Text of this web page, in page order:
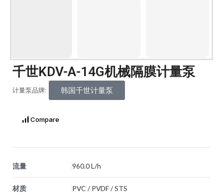
千世KDV-A-14G机械隔膜计量泵
计量泵品牌: 韩国千世计量泵
Compare
流量 960.0 L/h
材质 PVC / PVDF / STS